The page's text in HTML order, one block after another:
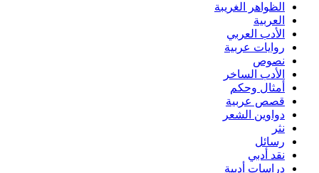
الظواهر الغريبة‏
العربية
الأدب العربي
روايات عربية
نصوص
الأدب الساخر
أمثال وحكم
قصص عربية
دواوين الشعر
نثر
رسائل
نقد أدبي
دراسات أدبية